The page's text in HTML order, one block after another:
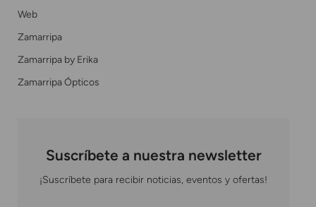
Web
Zamarripa
Zamarripa by Erika
Zamarripa Ópticos
Suscríbete a nuestra newsletter
¡Suscríbete para recibir noticias, eventos y ofertas!